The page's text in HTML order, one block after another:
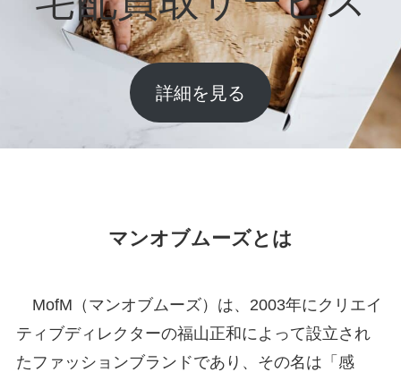
詳細を見る
マンオブムーズとは
MofM（マンオブムーズ）は、2003年にクリエイ
ティブディレクターの福山正和によって設立され
たファッションブランドであり、その名は「感